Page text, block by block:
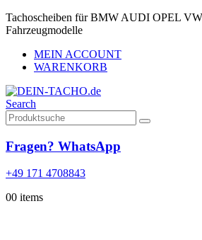
Tachoscheiben für BMW AUDI OPEL
Fahrzeugmodelle
MEIN ACCOUNT
WARENKORB
Search
Fragen? WhatsApp
+49 171 4708843
00 items